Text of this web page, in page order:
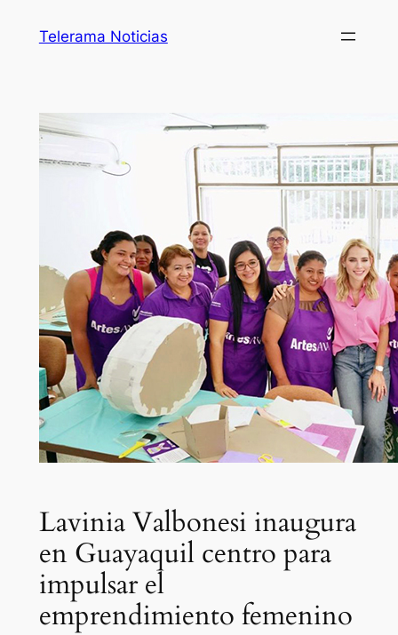
Telerama Noticias
Lavinia Valbonesi inaugura
en Guayaquil centro para
impulsar el
emprendimiento femenino